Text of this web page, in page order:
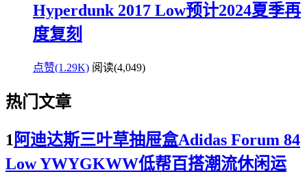
Hyperdunk 2017 Low预计2024夏季再
度复刻
点赞(1.29K) 阅读(4,049)
热门文章
1 阿迪达斯三叶草抽屉盒Adidas Forum 84
Low YWYGKWW低帮百搭潮流休闲运